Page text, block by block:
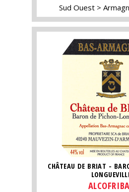
Sud Ouest
CHÂTEAU DE BRIAT -